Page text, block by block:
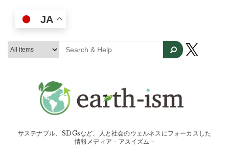
サステナブル、SDGsなど、人と社会のウェルネスにフォーカスした
情報メディア - アスイズム -
JA